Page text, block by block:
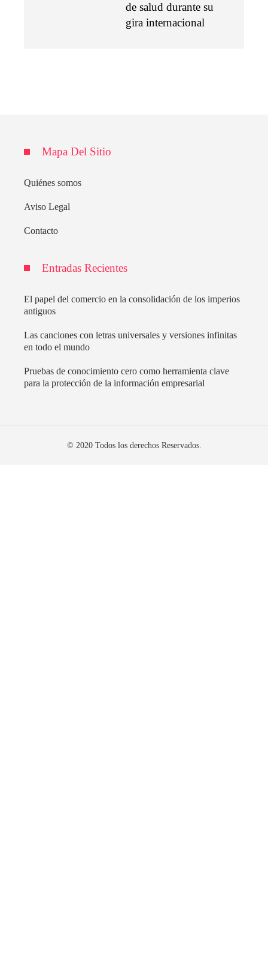
de salud durante su
gira internacional
Mapa Del Sitio
Quiénes somos
Aviso Legal
Contacto
Entradas Recientes
El papel del comercio en la consolidación de los imperios
antiguos
Las canciones con letras universales y versiones infinitas
en todo el mundo
Pruebas de conocimiento cero como herramienta clave
para la protección de la información empresarial
© 2020 Todos los derechos Reservados.